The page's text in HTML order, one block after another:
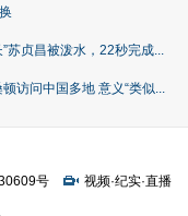
苏贞昌被泼水，22秒完成...
访问中国多地 意义“类似...
号 视频·纪实·直播